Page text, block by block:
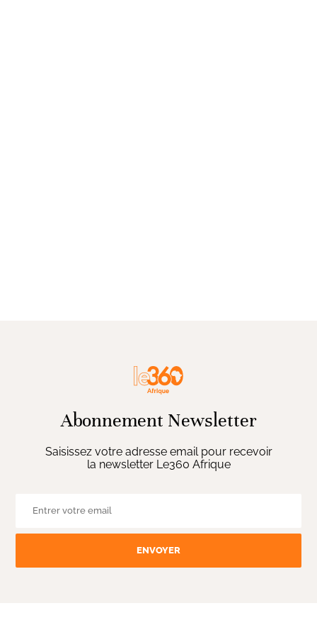
Abonnement Newsletter
Saisissez votre adresse email pour recevoir
la newsletter Le360 Afrique
ENVOYER